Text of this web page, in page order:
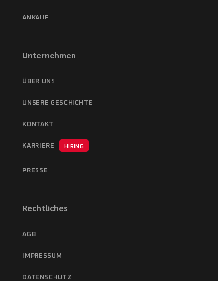
ANKAUF
Unternehmen
ÜBER UNS
UNSERE GESCHICHTE
KONTAKT
KARRIERE HIRING
PRESSE
Rechtliches
AGB
IMPRESSUM
DATENSCHUTZ